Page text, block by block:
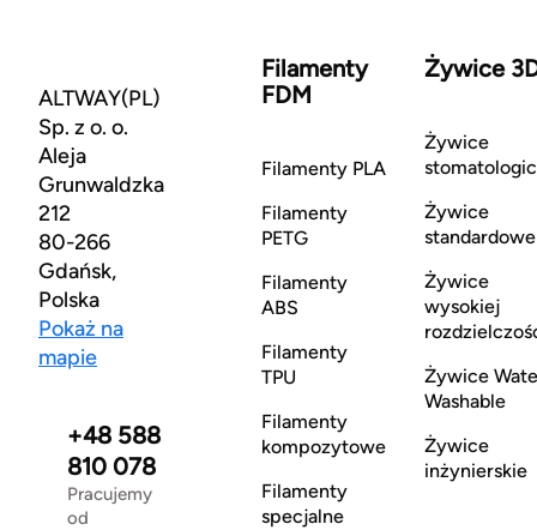
ALTWAY(PL)
Sp. z o. o.
Aleja
Grunwaldzka
212
80-266
Gdańsk,
Polska
Pokaż na
mapie
+48 588
810 078
Pracujemy
od
Filamenty
FDM
Filamenty PLA
Filamenty
PETG
Filamenty
ABS
Filamenty
TPU
Filamenty
kompozytowe
Filamenty
specjalne
Żywice
Żywice
Żywice
standardowe
Żywice
wysokiej
Żywice
Washable
Żywice
inżynierskie